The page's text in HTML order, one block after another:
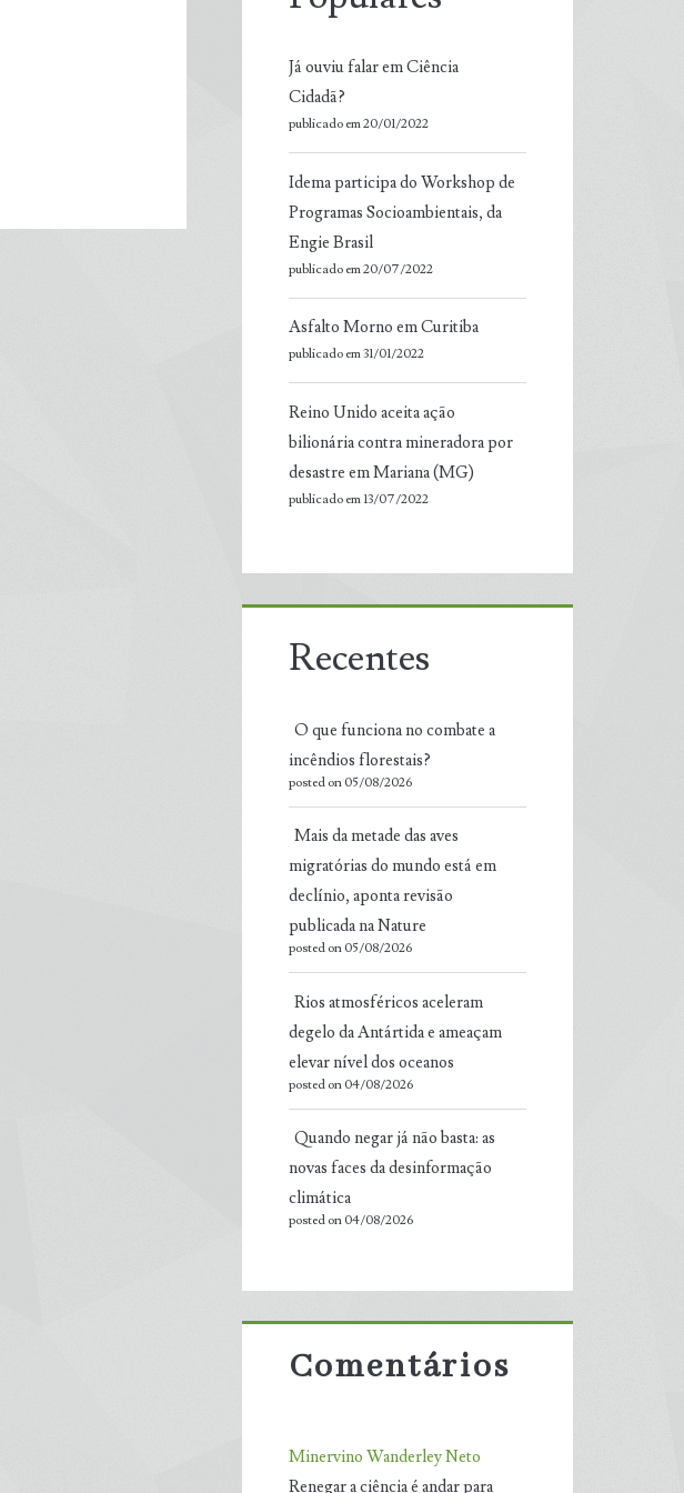
Já ouviu falar em Ciência
Cidadã?
publicado em 20/01/2022
Idema participa do Workshop de
Programas Socioambientais, da
Engie Brasil
publicado em 20/07/2022
Asfalto Morno em Curitiba
publicado em 31/01/2022
Reino Unido aceita ação
bilionária contra mineradora por
desastre em Mariana (MG)
publicado em 13/07/2022
Recentes
O que funciona no combate a
incêndios florestais?
posted on 05/08/2026
Mais da metade das aves
migratórias do mundo está em
declínio, aponta revisão
publicada na Nature
posted on 05/08/2026
Rios atmosféricos aceleram
degelo da Antártida e ameaçam
elevar nível dos oceanos
posted on 04/08/2026
Quando negar já não basta: as
novas faces da desinformação
climática
posted on 04/08/2026
Comentários
Minervino Wanderley Neto
Renegar a ciência é andar para